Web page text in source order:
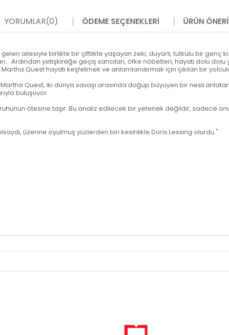
YORUMLAR(0) ÖDEME SEÇENEKLERI ÜRÜN
ailesiyle birlikte bir çiftlikte yaşayan zeki, duyarlı, tutkulu bir genç
Ardından yetişkinliğe geçiş sancıları, öfke nöbetleri, hayatı dolu
Quest hayatı keşfetmek ve anlamlandırmak için çıkılan bir
Quest, iki dünya savaşı arasında doğup büyüyen bir nesli
buluşuyor.
ruhunun ötesine taşır. Bu analiz edilecek bir yetenek değildir, sadece
üzerine oyulmuş yüzlerden biri kesinlikle Doris Lessing olurdu."